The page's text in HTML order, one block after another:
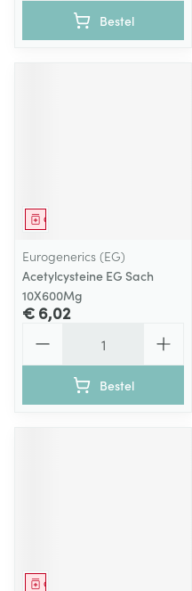
Bestel
Geneesmiddel
Eurogenerics (EG)
Acetylcysteine EG Sach
10X600Mg
€ 6,02
Bestel
Geneesmiddel